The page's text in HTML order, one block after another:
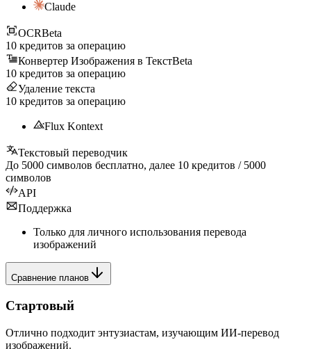
Claude
OCRBeta
10 кредитов за операцию
Конвертер Изображения в ТекстBeta
10 кредитов за операцию
Удаление текста
10 кредитов за операцию
Flux Kontext
Текстовый переводчик
До 5000 символов бесплатно, далее 10 кредитов / 5000
символов
API
Поддержка
Только для личного использования перевода
изображений
Сравнение планов
Стартовый
Отлично подходит энтузиастам, изучающим ИИ-перевод
изображений.